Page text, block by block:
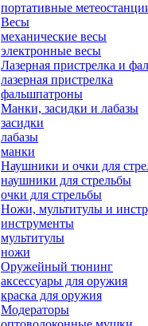
портативные
Весы
механические весы
электронные весы
Лазерная пристрелка и
лазерная пристрелка
фальшпатроны
Манки, засидки и лабазы
засидки
лабазы
манки
Наушники и очки для
наушники для стрельбы
очки для стрельбы
Ножи, мультитулы и
инструменты
мультитулы
ножи
Оружейный тюнинг
аксессуары для оружия
краска для оружия
Модераторы